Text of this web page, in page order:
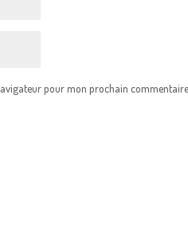
pour mon prochain commentaire.